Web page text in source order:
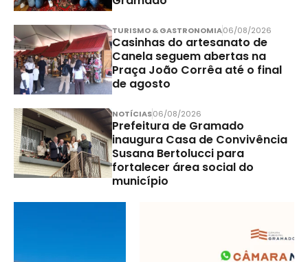
TURISMO & GASTRONOMIA06/08/2026
Casinhas do artesanato de
Canela seguem abertas na
Praça João Corrêa até o final
de agosto
NOTÍCIAS06/08/2026
Prefeitura de Gramado
inaugura Casa de Convivência
Susana Bertolucci para
fortalecer área social do
município